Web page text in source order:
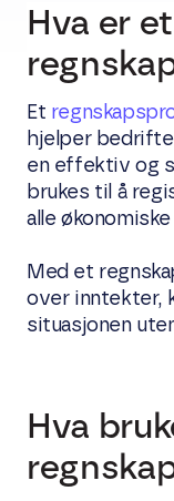
Hva er et
Et
hjelper
en effektiv og
brukes til å
alle
Med et
over inntekter,
situasjonen
Hva